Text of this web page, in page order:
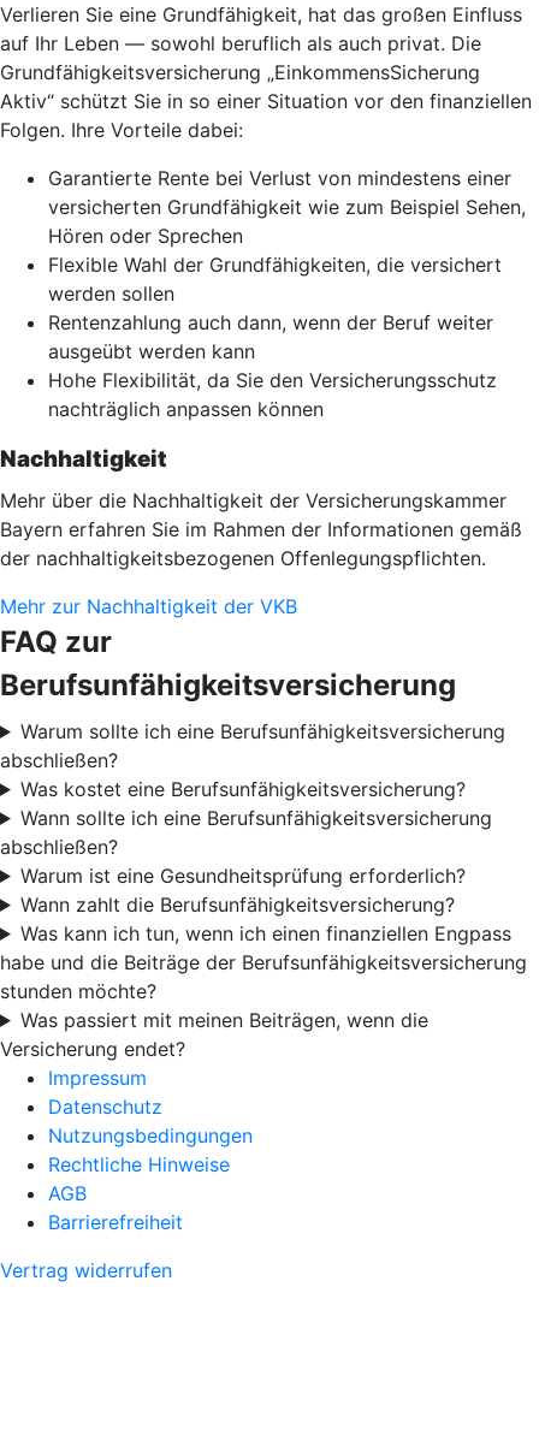
Verlieren Sie eine Grundfähigkeit, hat das großen Einfluss
auf Ihr Leben — sowohl beruflich als auch privat. Die
Grundfähigkeitsversicherung „EinkommensSicherung
Aktiv“ schützt Sie in so einer Situation vor den finanziellen
Folgen. Ihre Vorteile dabei:
Garantierte Rente bei Verlust von mindestens einer
versicherten Grundfähigkeit wie zum Beispiel Sehen,
Hören oder Sprechen
Flexible Wahl der Grundfähigkeiten, die versichert
werden sollen
Rentenzahlung auch dann, wenn der Beruf weiter
ausgeübt werden kann
Hohe Flexibilität, da Sie den Versicherungsschutz
nachträglich anpassen können
Nachhaltigkeit
Mehr über die Nachhaltigkeit der Versicherungskammer
Bayern erfahren Sie im Rahmen der Informationen gemäß
der nachhaltigkeitsbezogenen Offenlegungspflichten.
Mehr zur Nachhaltigkeit der VKB
FAQ zur
Berufsunfähigkeitsversicherung
Warum sollte ich eine Berufsunfähigkeitsversicherung
abschließen?
Was kostet eine Berufsunfähigkeitsversicherung?
Wann sollte ich eine Berufsunfähigkeitsversicherung
abschließen?
Warum ist eine Gesundheitsprüfung erforderlich?
Wann zahlt die Berufsunfähigkeitsversicherung?
Was kann ich tun, wenn ich einen finanziellen Engpass
habe und die Beiträge der Berufsunfähigkeitsversicherung
stunden möchte?
Was passiert mit meinen Beiträgen, wenn die
Versicherung endet?
Impressum
Datenschutz
Nutzungsbedingungen
Rechtliche Hinweise
AGB
Barrierefreiheit
Vertrag widerrufen